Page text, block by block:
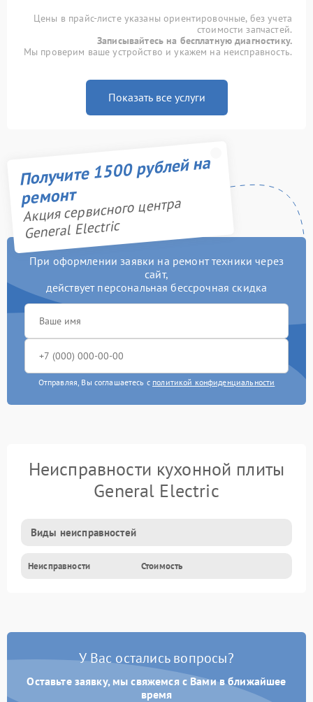
Цены в прайс-листе указаны ориентировочные, без учета
стоимости запчастей.
Записывайтесь на бесплатную диагностику.
Мы проверим ваше устройство и укажем на неисправность.
Показать все услуги
Получите 1500 рублей на
ремонт
Акция сервисного центра
General Electric
При оформлении заявки на ремонт техники через
сайт,
действует персональная бессрочная скидка
Отправляя, Вы соглашаетесь с политикой конфиденциальности
Неисправности кухонной плиты
General Electric
Виды неисправностей
Неисправности Стоимость
У Вас остались вопросы?
Оставьте заявку, мы свяжемся с Вами в ближайшее
время